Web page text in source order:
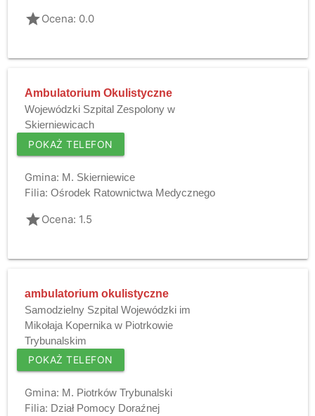
gradeOcena: 0.0
Ambulatorium Okulistyczne
Wojewódzki Szpital Zespolony w
Skierniewicach
POKAŻ TELEFON
Gmina: M. Skierniewice
Filia: Ośrodek Ratownictwa Medycznego
gradeOcena: 1.5
ambulatorium okulistyczne
Samodzielny Szpital Wojewódzki im
Mikołaja Kopernika w Piotrkowie
Trybunalskim
POKAŻ TELEFON
Gmina: M. Piotrków Trybunalski
Filia: Dział Pomocy Doraźnej